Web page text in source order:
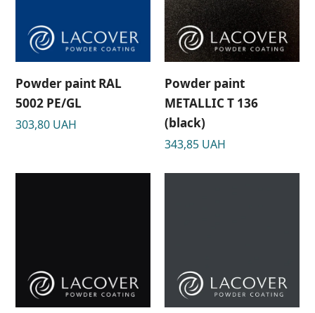
Powder paint RAL
5002 PE/GL
303,80 UAH
Powder paint
METALLIC T 136
(black)
343,85 UAH